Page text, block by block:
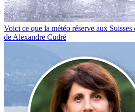
Voici ce que la météo réserve aux Suisses
de Alexandre Cudré